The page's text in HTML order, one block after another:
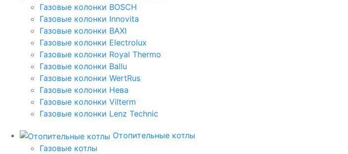
Газовые колонки BOSCH
Газовые колонки Innovita
Газовые колонки BAXI
Газовые колонки Electrolux
Газовые колонки Royal Thermo
Газовые колонки Ballu
Газовые колонки WertRus
Газовые колонки Нева
Газовые колонки Vilterm
Газовые колонки Lenz Technic
Отопительные котлы
Газовые котлы